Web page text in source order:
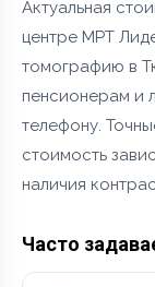
Актуальная
центре МРТ
томографию в
пенсионерам и
телефону.
стоимость
наличия
Часто